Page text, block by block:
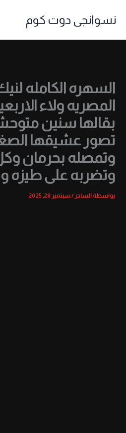
نسوانجى دوت كوم
السهره الكامله
المصريه ولاء
بقالها سنين
تصور عشيقها
وتمصله بحرمان
وتضربه على طيزه
بواسطة الساحر/سبتمبر 28, 2025